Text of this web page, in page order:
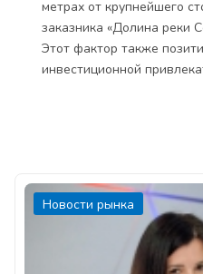
метрах от крупнейшего
заказника «Долина реки
Этот фактор также
инвестиционной
Новости рынка